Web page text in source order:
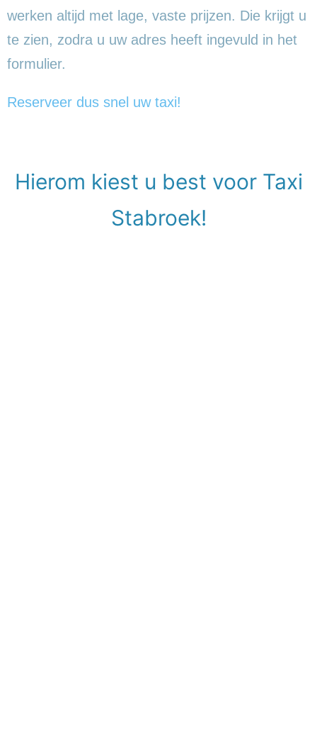
werken altijd met lage, vaste prijzen. Die krijgt u
te zien, zodra u uw adres heeft ingevuld in het
formulier.
Reserveer dus snel uw taxi!
Hierom kiest u best voor Taxi
Stabroek!